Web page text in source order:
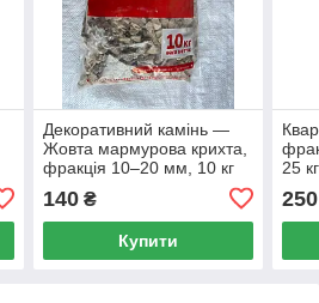
Декоративний камінь —
Жовта мармурова крихта,
фракція 10–20 мм, 10 кг
140₴
Купити
25 кг
250